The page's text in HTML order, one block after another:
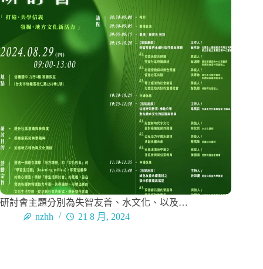
研討會主題分別為失智友善、水文化、以及…
nzhh
21 8 月, 2024